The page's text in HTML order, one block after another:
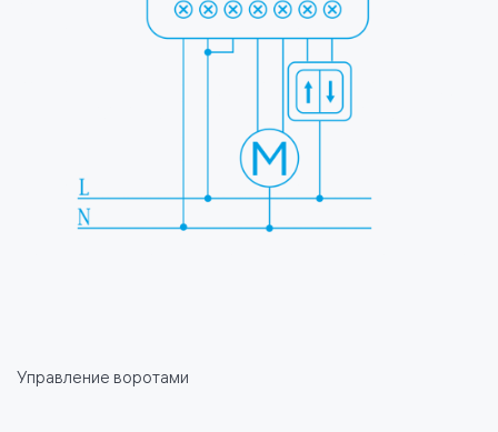
Управление воротами